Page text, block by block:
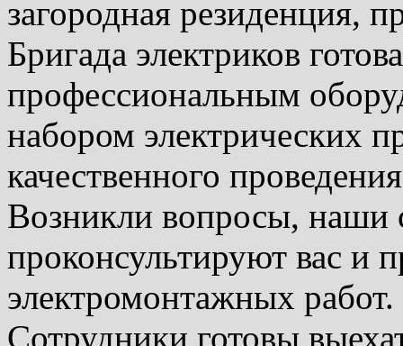
загородная резиденция,
Бригада электриков
профессиональным
набором электрических
качественного
Возникли вопросы, наши
проконсультируют вас и
электромонтажных
Сотрудники готовы